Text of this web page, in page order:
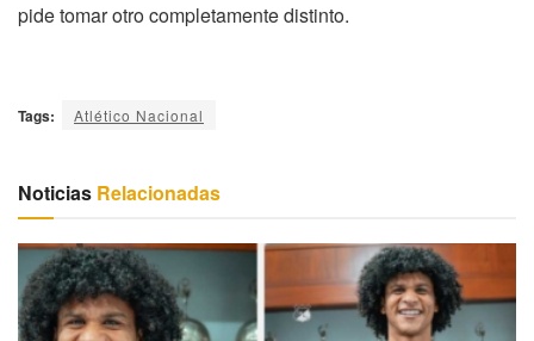
pide tomar otro completamente distinto.
Tags: Atlético Nacional
Noticias Relacionadas